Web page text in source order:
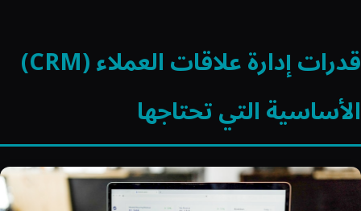
قدرات إدارة علاقات العملاء (CRM)
الأساسية التي تحتاجها